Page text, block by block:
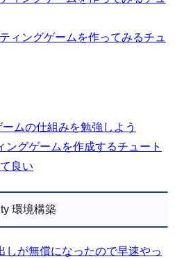
ィングゲームを作ってみるチュ
ムの仕組みを勉強しよう
ングゲームを作成するチュート
良い
環境構築
しが無償になったので早速やっ